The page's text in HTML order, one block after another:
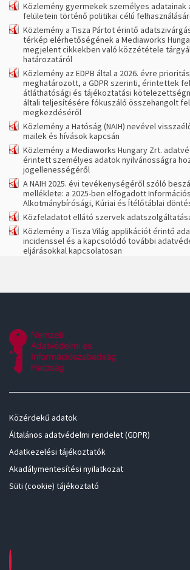
Közlemény gyermekek személyes adatainak
felületein történő politikai célú
Közlemény a Tisza Pártot érintő
térkép elérhetőségének a Mediaworks
megjelent cikkekben való közzététele
határozatáról
Közlemény az EDPB által a 2026. évre
meghatározott, a GDPR szerinti, érintettek
átláthatósági és tájékoztatási
általi teljesítésére fókuszáló összehangolt
megkezdéséről
Közlemény a Hatóság (NAIH) nevével
mailek és hívások kapcsán
Közlemény a Mediaworks Hungary Zrt.
érintett személyes adatok nyilvánosságra
jogellenességéről
A NAIH 2025. évi tevékenységéről szóló
melléklete: a 2025-ben elfogadott
Alkotmánybírósági, Kúriai és Ítélőtáblai
Közfeladatot ellátó szervek
Közlemény a Tisza Világ applikációt érintő
incidenssel és a kapcsolódó további
eljárásokkal kapcsolatosan
Közérdekű adatok
Általános adatvédelmi rendelet (GDPR)
Adatkezelési tájékoztatók
Akadálymentesítési nyilatkozat
Süti (cookie) tájékoztató